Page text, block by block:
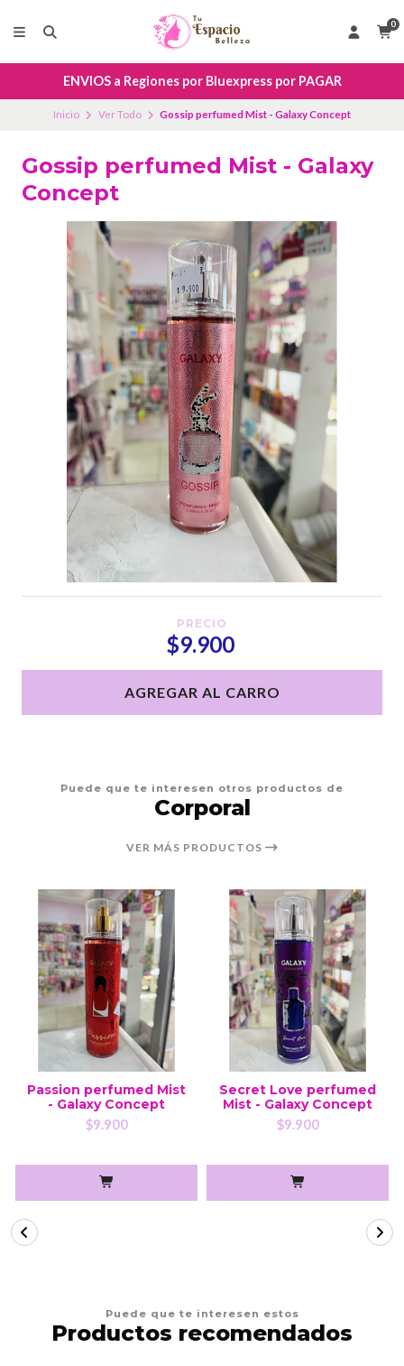
0
ENVIOS a Regiones por Bluexpress por PAGAR
Inicio Ver Todo Gossip perfumed Mist - Galaxy Concept
Gossip perfumed Mist - Galaxy
Concept
PRECIO
$9.900
AGREGAR AL CARRO
Puede que te interesen otros productos de
Corporal
VER MÁS PRODUCTOS
Passion perfumed Mist
- Galaxy Concept
$9.900
Secret Love perfumed
Mist - Galaxy Concept
$9.900
Puede que te interesen estos
Productos recomendados